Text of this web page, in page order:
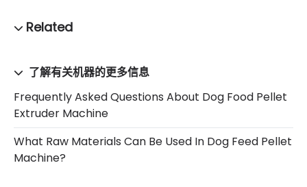
了解有关机器的更多信息
Frequently Asked Questions About Dog Food Pellet
Extruder Machine
What Raw Materials Can Be Used In Dog Feed Pellet
Machine?